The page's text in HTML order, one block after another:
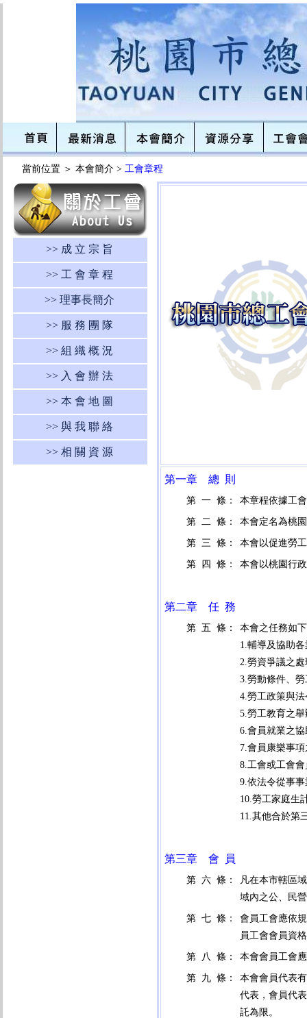
當前位置 ＞ 本會簡介 > 工會章程
>> 成 立 宗 旨
>> 工 會 章 程
>> 理事長簡介
>> 服 務 團 隊
>> 組 織 概 況
>> 入 會 辦 法
>> 本 會 地 圖
>> 與 我 聯 絡
>> 相 關 資 源
第一章 總 則
第 一 條： 本章程依據工
第 二 條： 本會定名為桃
第 三 條： 本會以促進勞
第 四 條： 本會以桃園行
第二章 任 務
第 五 條：
本會之任務如
1.輔導及協助
2.勞資爭議之處
3.勞動條件、
4.勞工政策與
5.勞工教育之舉
6.會員就業之協
7.會員康樂事
8.工會或工會
9.依法令從事
10.勞工家庭生
11.其他合於第
第三章 會 員
第 六 條：
凡在本市轄區
域內之公、民
第 七 條：
會員工會應依
員工會會員資
第 八 條： 本會會員工會
第 九 條：
本會會員代表
代表，會員代
託為限。